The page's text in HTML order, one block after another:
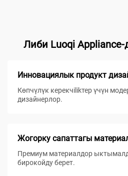
Либи Luoqi Appliance-
Инновациялык продукт
Көпчүлүк керекчilikтер үчүн
дизайнерлор.
Жогорку сапаттагы
Премиум материалдор
бирокойду берет.